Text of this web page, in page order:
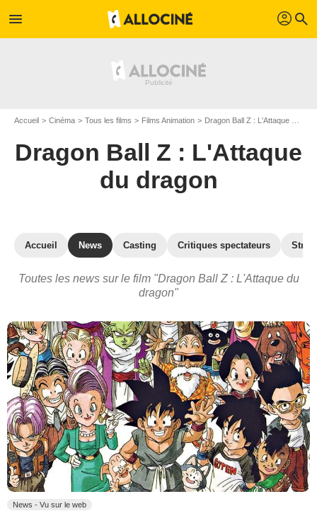
menu profil search
Accueil Cinéma Tous les films Films Animation Dragon Ball Z : L'Attaque du dragon
Dragon Ball Z : L'Attaque
du dragon
Accueil News Casting Critiques spectateurs
Toutes les news sur le film "Dragon Ball Z : L'Attaque du
dragon"
News - Vu sur le web